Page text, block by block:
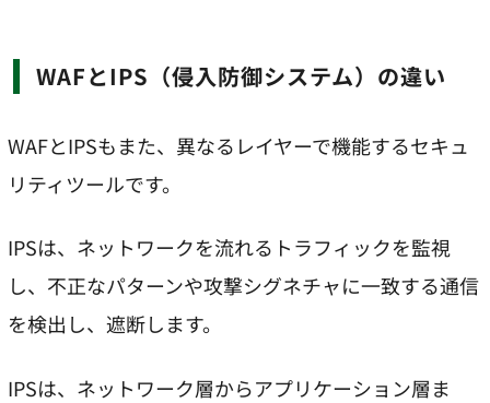
WAFとIPS（侵入防御システム）の違い
WAFとIPSもまた、異なるレイヤーで機能するセキュ
リティツールです。
IPSは、ネットワークを流れるトラフィックを監視
し、不正なパターンや攻撃シグネチャに一致する通信
を検出し、遮断します。
IPSは、ネットワーク層からアプリケーション層ま